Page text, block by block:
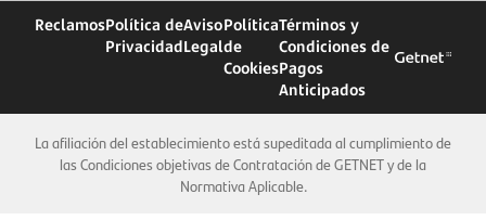
ReclamosPolítica de
Privacidad
Aviso
Legal
Política
de
Cookies
Términos y
Condiciones de
Pagos
Anticipados
La afiliación del establecimiento está supeditada al cumplimiento de
las Condiciones objetivas de Contratación de GETNET y de la
Normativa Aplicable.